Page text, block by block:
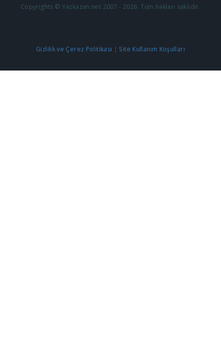
Copyrights © Yazkazan.net 2007 - 2026. Tüm hakları saklıdır.
Gizlilik ve Çerez Politikası | Site Kullanım Koşulları